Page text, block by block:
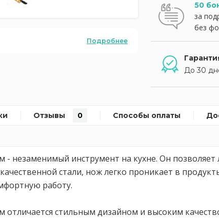
Подробнее
50
за
без
До 30
Отзывы 0 Способы оплаты
- незаменимый инструмент на кухне. Он
стали, нож легко проникает в
работу.
отличается стильным дизайном и высоким